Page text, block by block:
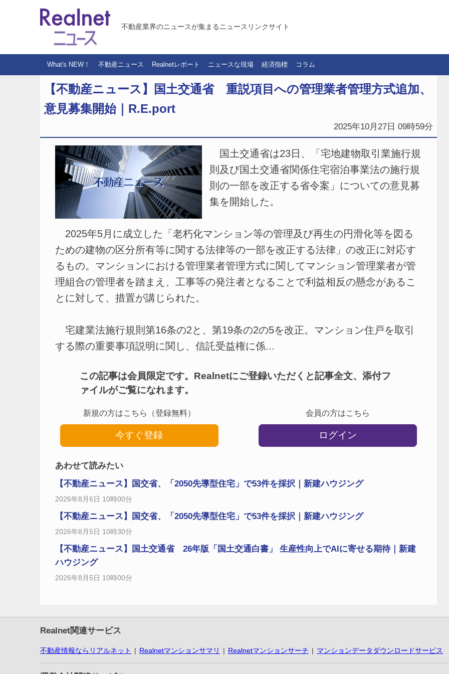
不動産業界のニュースが集まるニュースリンクサイト
What's NEW！ 不動産ニュース Realnetレポート ニュースな現場 経済指標 コラム
【不動産ニュース】国土交通省 重説項目への管理業者管理方式追加、
意見募集開始｜R.E.port
2025年10月27日 09時59分
国土交通省は23日、「宅地建物取引業施行規
則及び国土交通省関係住宅宿泊事業法の施行規
則の一部を改正する省令案」についての意見募
集を開始した。
2025年5月に成立した「老朽化マンション等の管理及び再生の円滑化等を図る
ための建物の区分所有等に関する法律等の一部を改正する法律」の改正に対応す
るもの。マンションにおける管理業者管理方式に関してマンション管理業者が管
理組合の管理者を踏まえ、工事等の発注者となることで利益相反の懸念があるこ
とに対して、措置が講じられた。
宅建業法施行規則第16条の2と、第19条の2の5を改正。マンション住戸を取引
する際の重要事項説明に関し、信託受益権に係...
この記事は会員限定です。Realnetにご登録いただくと記事全文、添付フ
ァイルがご覧になれます。
新規の方はこちら（登録無料）
今すぐ登録
会員の方はこちら
ログイン
あわせて読みたい
【不動産ニュース】国交省、「2050先導型住宅」で53件を採択｜新建ハウジング
2026年8月6日 10時00分
【不動産ニュース】国交省、「2050先導型住宅」で53件を採択｜新建ハウジング
2026年8月5日 10時30分
【不動産ニュース】国土交通省 26年版「国土交通白書」 生産性向上でAIに寄せる期待｜新建
ハウジング
2026年8月5日 10時00分
Realnet関連サービス
不動産情報ならリアルネット Realnetマンションサマリ Realnetマンションサーチ マンションデータダウンロードサービス